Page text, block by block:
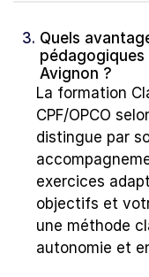
3. Quels
pédagogiques
Avignon ?
La formation
CPF/OPCO
distingue par
exercices
objectifs et
une méthode
autonomie et